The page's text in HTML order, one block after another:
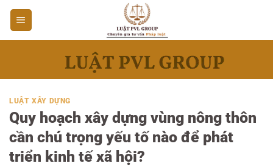
Bỏ
qua
nội
LUẬT XÂY DỰNG
Quy hoạch xây dựng vùng nông thôn
cần chú trọng yếu tố nào để phát
triển kinh tế xã hội?